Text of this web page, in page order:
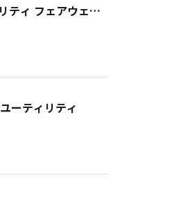
ティ フェアウェイ
ーティリティ